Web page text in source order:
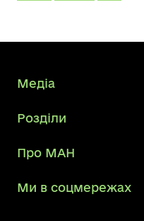
Медіа
Розділи
Про МАН
Ми в соцмережах